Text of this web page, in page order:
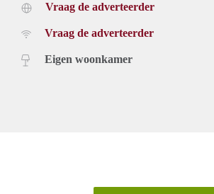
Vraag de adverteerder
Vraag de adverteerder
Eigen woonkamer